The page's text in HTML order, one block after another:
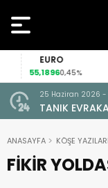
EURO
55,18960,45%
25 Haziran 2026 -
TANIK
Ruhsatsız
ANASAYFA KÖŞE YAZILARI
FİKİR